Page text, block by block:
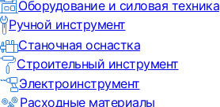
Оборудование и силовая техника
Ручной инструмент
Станочная оснастка
Строительный инструмент
Электроинструмент
Расходные материалы